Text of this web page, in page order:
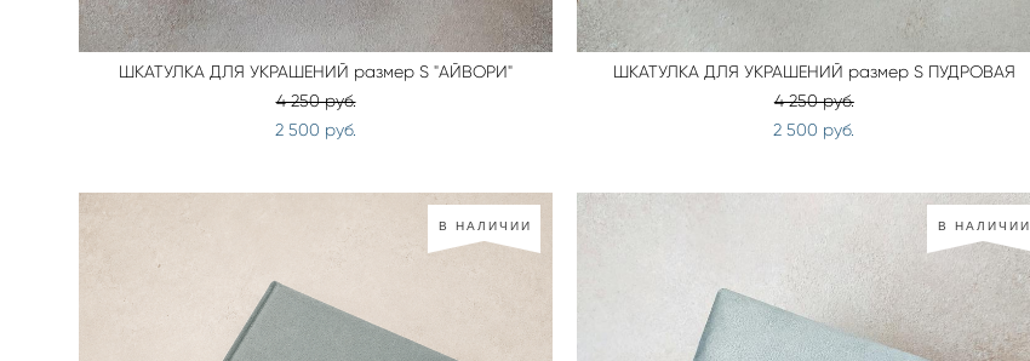
ШКАТУЛКА ДЛЯ УКРАШЕНИЙ размер S "АЙВОРИ"
4 250 pуб.
2 500 pуб.
ШКАТУЛКА ДЛЯ УКРАШЕНИЙ размер S ПУДРОВАЯ
4 250 pуб.
2 500 pуб.
В НАЛИЧИИ В НАЛИЧИИ